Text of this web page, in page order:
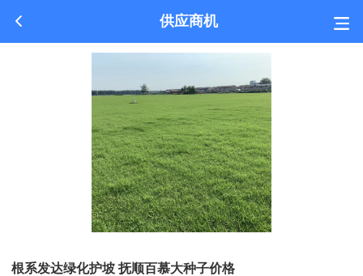
供应商机
根系发达绿化护坡 抚顺百慕大种子价格